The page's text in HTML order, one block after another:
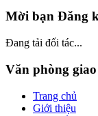
Mời bạn Đăng
Đang tải đối tác...
Văn phòng
Trang chủ
Giới thiệu